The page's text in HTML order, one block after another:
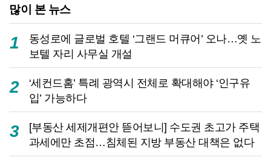
많이 본 뉴스
1
동성로에 글로벌 호텔 ‘그랜드 머큐어’ 오나…옛 노
보텔 자리 사무실 개설
2
‘세컨드홈’ 특례 광역시 전체로 확대해야 ‘인구유
입’ 가능하다
3
[부동산 세제개편안 뜯어보니] 수도권 초고가 주택
과세에만 초점…침체된 지방 부동산 대책은 없다